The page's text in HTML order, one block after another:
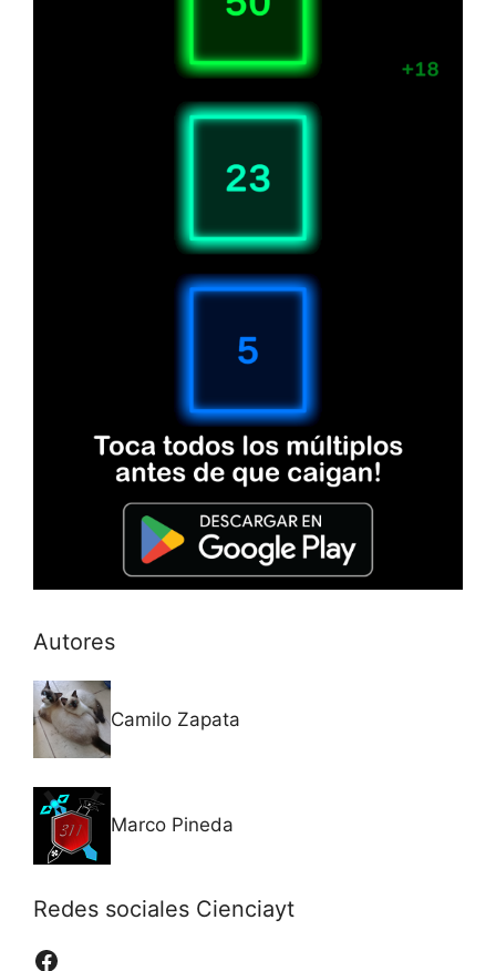
Autores
Camilo Zapata
Marco Pineda
Redes sociales Cienciayt
Facebook